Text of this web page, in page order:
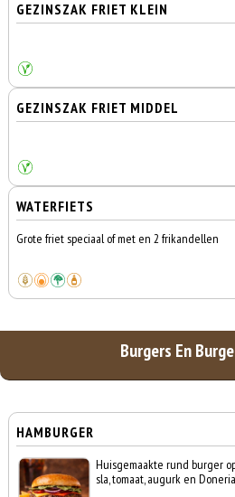
GEZINSZAK FRIET KLEIN
GEZINSZAK FRIET MIDDEL
WATERFIETS
Grote friet speciaal of met en 2 frikandellen
Burgers En
HAMBURGER
Huisgemaakte rund burger
sla, tomaat, augurk en